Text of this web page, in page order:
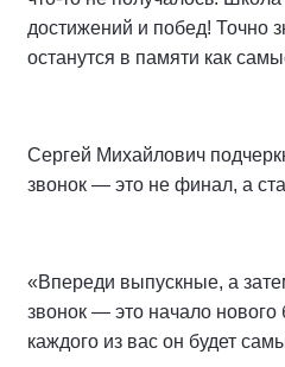
достижений и побед! Точно
останутся в памяти как
Сергей Михайлович
звонок — это не финал, а
«Впереди выпускные, а
звонок — это начало нового
каждого из вас он будет